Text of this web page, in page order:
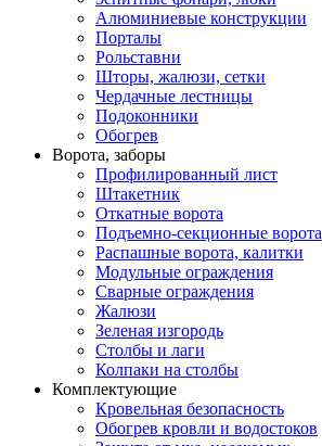
Алюминиевые конструкции
Порталы
Рольставни
Шторы, жалюзи, сетки
Чердачные лестницы
Подоконники
Обогрев
Ворота, заборы
Профилированный лист
Штакетник
Откатные ворота
Подъемно-секционные ворота
Распашные ворота, калитки
Модульные ограждения
Сварные ограждения
Жалюзи
Зеленая изгородь
Столбы и лаги
Колпаки на столбы
Комплектующие
Кровельная безопасность
Обогрев кровли и водостоков